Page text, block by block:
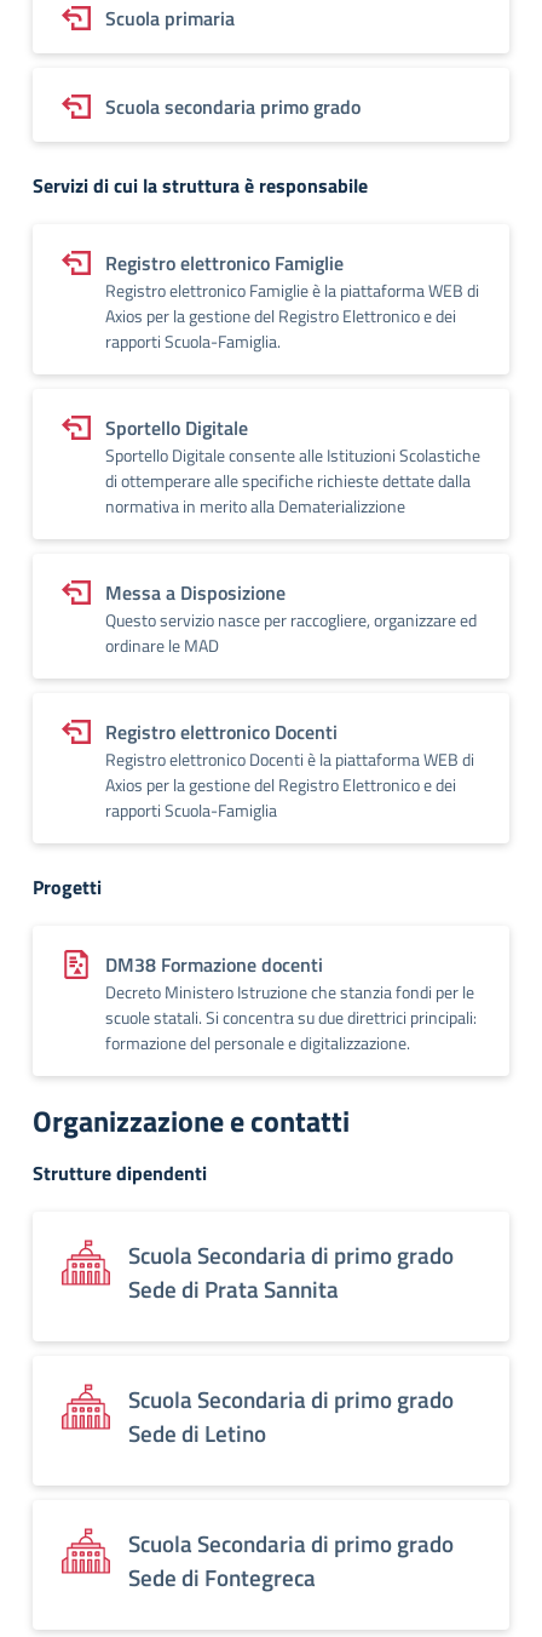
Scuola primaria
Scuola secondaria primo grado
Servizi di cui la struttura è responsabile
Registro elettronico Famiglie
Registro elettronico Famiglie è la piattaforma WEB di
Axios per la gestione del Registro Elettronico e dei
rapporti Scuola-Famiglia.
Sportello Digitale
Sportello Digitale consente alle Istituzioni Scolastiche
di ottemperare alle specifiche richieste dettate dalla
normativa in merito alla Dematerializzione
Messa a Disposizione
Questo servizio nasce per raccogliere, organizzare ed
ordinare le MAD
Registro elettronico Docenti
Registro elettronico Docenti è la piattaforma WEB di
Axios per la gestione del Registro Elettronico e dei
rapporti Scuola-Famiglia
Progetti
DM38 Formazione docenti
Decreto Ministero Istruzione che stanzia fondi per le
scuole statali. Si concentra su due direttrici principali:
formazione del personale e digitalizzazione.
Organizzazione e contatti
Strutture dipendenti
Scuola Secondaria di primo grado
Sede di Prata Sannita
Scuola Secondaria di primo grado
Sede di Letino
Scuola Secondaria di primo grado
Sede di Fontegreca